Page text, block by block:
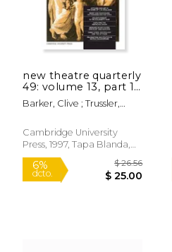
new theatre quarterly
49: volume 13, part 1
(en Inglés)
Barker, Clive ; Trussler,
Cambridge University
Press, 1997, Tapa Blanda,
Nuevo